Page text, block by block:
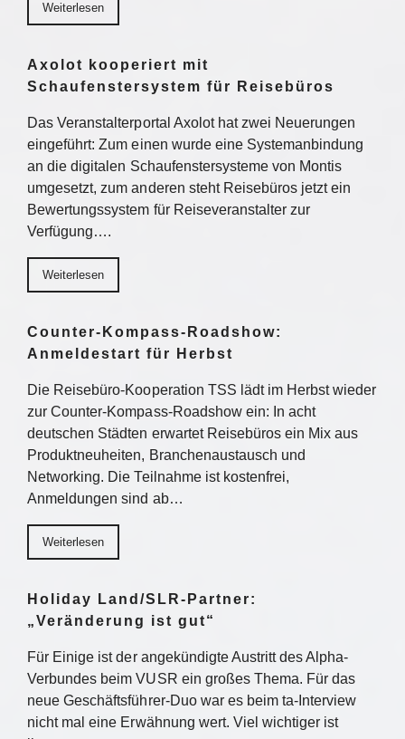
Weiterlesen
Axolot kooperiert mit
Schaufenstersystem für Reisebüros
Das Veranstalterportal Axolot hat zwei Neuerungen
eingeführt: Zum einen wurde eine Systemanbindung
an die digitalen Schaufenstersysteme von Montis
umgesetzt, zum anderen steht Reisebüros jetzt ein
Bewertungssystem für Reiseveranstalter zur
Verfügung….
Weiterlesen
Counter-Kompass-Roadshow:
Anmeldestart für Herbst
Die Reisebüro-Kooperation TSS lädt im Herbst wieder
zur Counter-Kompass-Roadshow ein: In acht
deutschen Städten erwartet Reisebüros ein Mix aus
Produktneuheiten, Branchenaustausch und
Networking. Die Teilnahme ist kostenfrei,
Anmeldungen sind ab…
Weiterlesen
Holiday Land/SLR-Partner:
„Veränderung ist gut“
Für Einige ist der angekündigte Austritt des Alpha-
Verbundes beim VUSR ein großes Thema. Für das
neue Geschäftsführer-Duo war es beim ta-Interview
nicht mal eine Erwähnung wert. Viel wichtiger ist